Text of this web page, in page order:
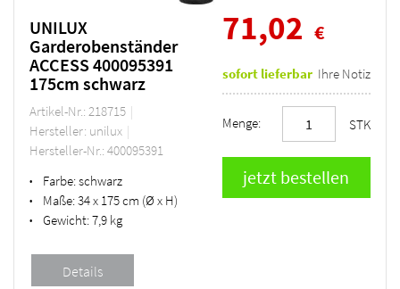
UNILUX
Garderobenständer
ACCESS 400095391
175cm schwarz
Artikel-Nr.: 218715
Hersteller: unilux
Hersteller-Nr.: 400095391
• Farbe:schwarz
• Maße:34 x 175 cm (Ø x H)
• Gewicht:7,9 kg
71,02 €
sofort lieferbar Ihre Notiz
Menge: STK